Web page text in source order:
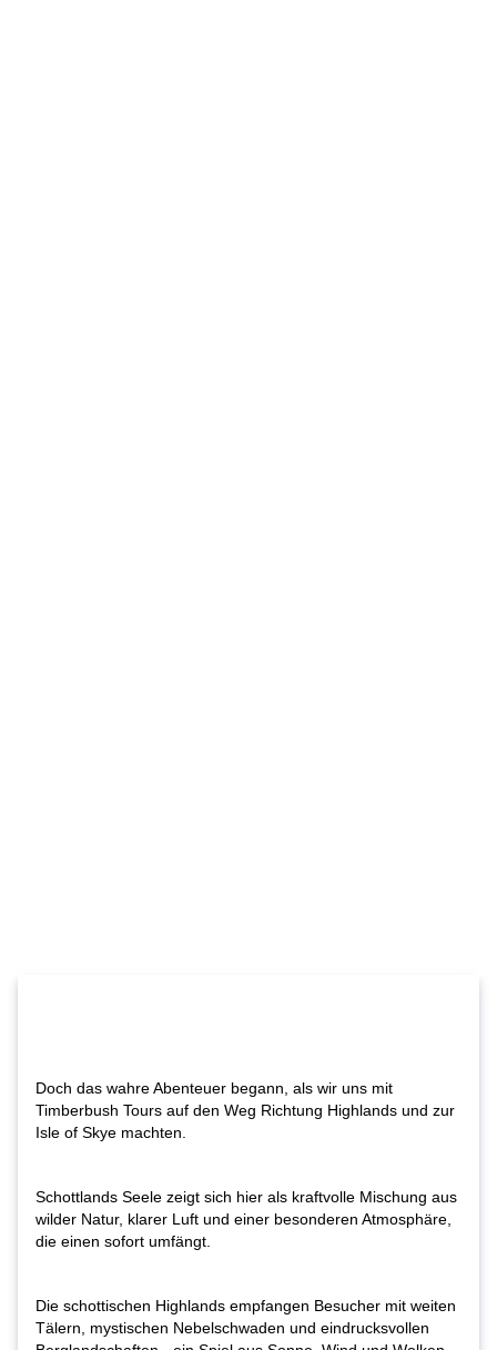
Doch das wahre Abenteuer begann, als wir uns mit
Timberbush Tours auf den Weg Richtung Highlands und zur
Isle of Skye machten.
Schottlands Seele zeigt sich hier als kraftvolle Mischung aus
wilder Natur, klarer Luft und einer besonderen Atmosphäre,
die einen sofort umfängt.
Die schottischen Highlands empfangen Besucher mit weiten
Tälern, mystischen Nebelschwaden und eindrucksvollen